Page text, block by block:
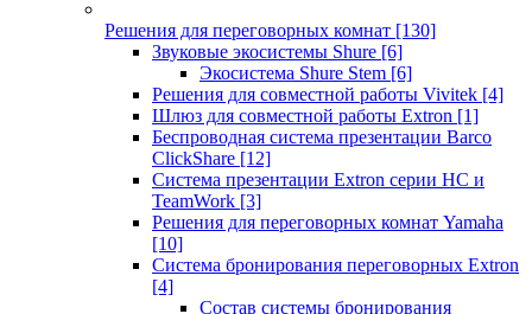
Решения для переговорных комнат [130]
Звуковые экосистемы Shure [6]
Экосистема Shure Stem [6]
Решения для совместной работы Vivitek [4]
Шлюз для совместной работы Extron [1]
Беспроводная система презентации Barco
ClickShare [12]
Система презентации Extron серии HC и
TeamWork [3]
Решения для переговорных комнат Yamaha
[10]
Система бронирования переговорных Extron
[4]
Состав системы бронирования